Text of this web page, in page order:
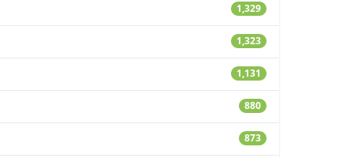
1,329
1,323
1,131
880
873